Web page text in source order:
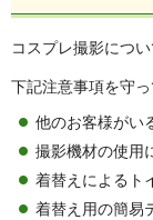
コスプレ撮影につ
下記注意事項を守っ
他のお客様がい
撮影機材の使用
着替えによるト
着替え用の簡易